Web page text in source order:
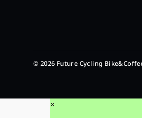
© 2026 Future Cycling
×